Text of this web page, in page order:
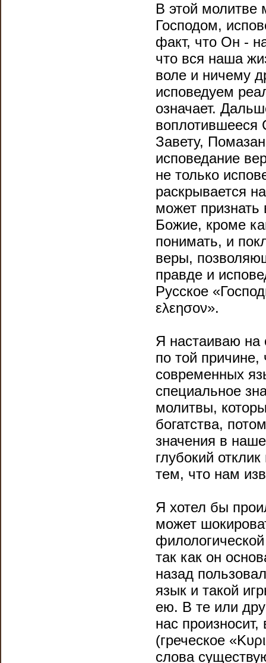
В этой молитве
Господом,
факт, что Он -
что вся наша
воле и ничему
исповедуем
означает.
воплотившееся
Завету,
исповедание
не только
раскрывается
может
Божие, кроме
понимать, и
веры,
правде и
Русское
ελεησον».
Я настаиваю на
по той
современных
специальное
молитвы,
богатства,
значения в
глубокий
тем, что нам
Я хотел бы
может
так как он
назад
язык и такой
ею. В те или
нас
(греческое
слова